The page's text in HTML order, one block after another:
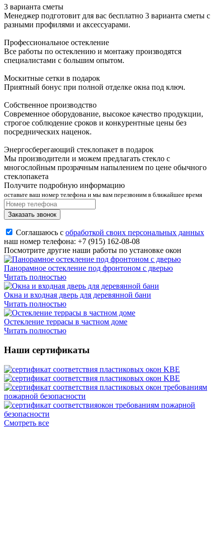
3 варианта сметы
Менеджер подготовит для вас бесплатно 3 варианта сметы с
разными профилями и аксессуарами.
Профессиональное остекление
Все работы по остеклению и монтажу производятся
специалистами с большим опытом.
Москитные сетки в подарок
Приятный бонус при полной отделке окна под ключ.
Собственное производство
Современное оборудование, высокое качество продукции,
строгое соблюдение сроков и конкурентные цены без
посреднических наценок.
Энергосберегающий стеклопакет в подарок
Мы производители и можем предлагать стекло с
многослойным прозрачным напылением по цене обычного
стеклопакета
Получите подробную информацию
оставьте ваш номер телефона и мы вам перезвоним в ближайшее время
Заказать звонок
Соглашаюсь с обработкой своих персональных данных
наш номер телефона: +7 (915) 162-08-08
Посмотрите другие наши работы по установке окон
Панорамное остекление под фронтоном с дверью
Читать полностью
Окна и входная дверь для деревянной бани
Читать полностью
Остекление террасы в частном доме
Читать полностью
Наши сертификаты
Смотреть все